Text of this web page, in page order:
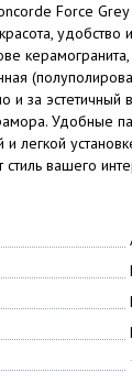
Force
и за
Удобные
легкой
стиль вашего